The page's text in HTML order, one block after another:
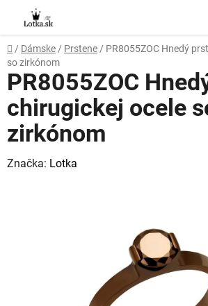
obsah
Domov
/ Dámske / Prstene / PR8055ZOC Hnedý
so zirkónom
PR8055ZOC
chirugickej ocele
zirkónom
Značka: Lotka